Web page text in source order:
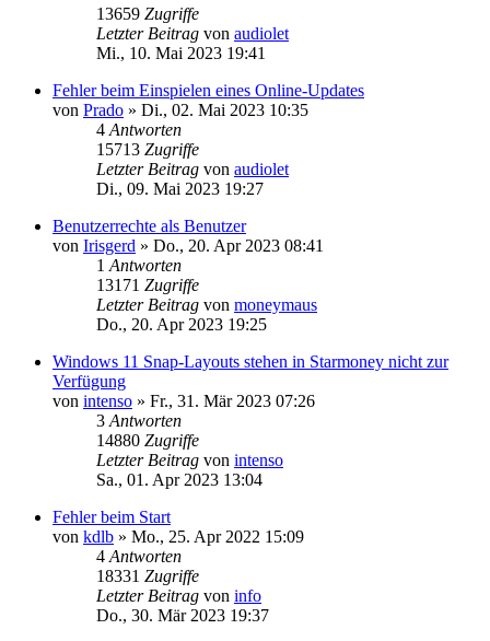
13659 Zugriffe
Letzter Beitrag von audiolet
Mi., 10. Mai 2023 19:41
Fehler beim Einspielen eines Online-Updates
von Prado » Di., 02. Mai 2023 10:35
4 Antworten
15713 Zugriffe
Letzter Beitrag von audiolet
Di., 09. Mai 2023 19:27
Benutzerrechte als Benutzer
von Irisgerd » Do., 20. Apr 2023 08:41
1 Antworten
13171 Zugriffe
Letzter Beitrag von moneymaus
Do., 20. Apr 2023 19:25
Windows 11 Snap-Layouts stehen in Starmoney nicht zur
Verfügung
von intenso » Fr., 31. Mär 2023 07:26
3 Antworten
14880 Zugriffe
Letzter Beitrag von intenso
Sa., 01. Apr 2023 13:04
Fehler beim Start
von kdlb » Mo., 25. Apr 2022 15:09
4 Antworten
18331 Zugriffe
Letzter Beitrag von info
Do., 30. Mär 2023 19:37